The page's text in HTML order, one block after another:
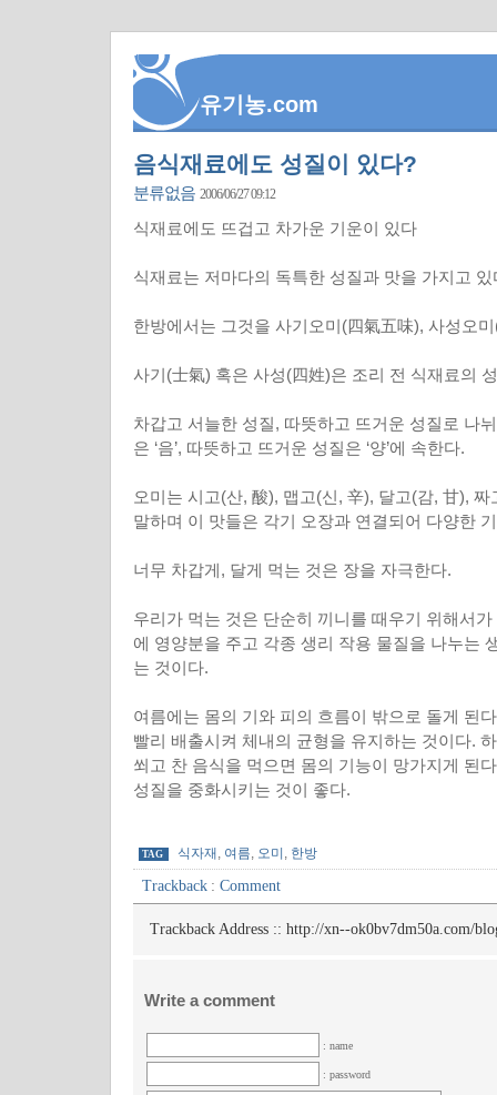
유기농.com
음식재료에도 성질이 있다?
분류없음 2006/06/27 09:12
식재료에도 뜨겁고 차가운 기운이 있다
식재료는 저마다의 독특한 성질과 맛을 가지고 있
한방에서는 그것을 사기오미(四氣五味), 사성오
사기(士氣) 혹은 사성(四姓)은 조리 전 식재료의
차갑고 서늘한 성질, 따뜻하고 뜨거운 성질로 나
은 ‘음’, 따뜻하고 뜨거운 성질은 ‘양’에 속한다.
오미는 시고(산, 酸), 맵고(신, 辛), 달고(감, 甘),
말하며 이 맛들은 각기 오장과 연결되어 다양한
너무 차갑게, 달게 먹는 것은 장을 자극한다.
우리가 먹는 것은 단순히 끼니를 때우기 위해서
에 영양분을 주고 각종 생리 작용 물질을 나누는
는 것이다.
여름에는 몸의 기와 피의 흐름이 밖으로 돌게 된
빨리 배출시켜 체내의 균형을 유지하는 것이다.
쐬고 찬 음식을 먹으면 몸의 기능이 망가지게 된
성질을 중화시키는 것이 좋다.
TAG 식자재 , 여름, 오미 , 한방
Trackback : Comment
Trackback Address :: http://xn--ok0bv7dm50a.com/
Write a comment
: name
: password